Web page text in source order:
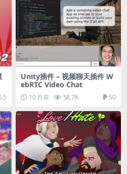
Unity插件 – 视频聊天插件 W
ebRTC Video Chat
10 月前 58.7K 50